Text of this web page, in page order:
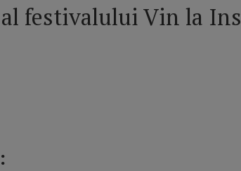
festivalului Vin la